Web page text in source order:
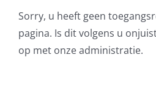
Sorry, u heeft geen
pagina. Is dit volgens u
op met onze administratie.